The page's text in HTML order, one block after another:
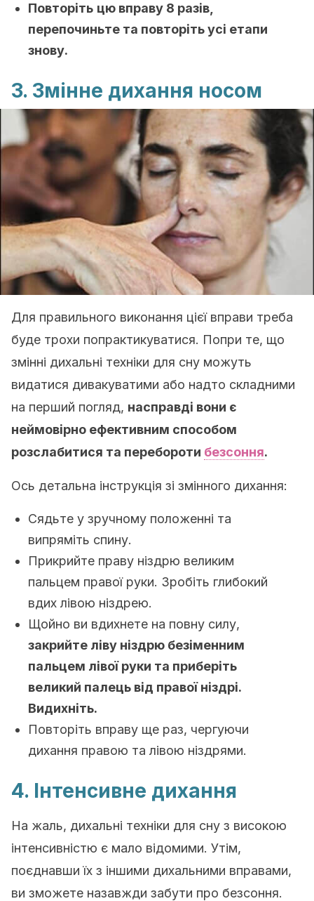
Повторіть цю вправу 8 разів,
перепочиньте та повторіть усі етапи
знову.
3. Змінне дихання носом
Для правильного виконання цієї вправи треба
буде трохи попрактикуватися. Попри те, що
змінні дихальні техніки для сну можуть
видатися дивакуватими або надто складними
на перший погляд, насправді вони є
неймовірно ефективним способом
розслабитися та перебороти безсоння.
Ось детальна інструкція зі змінного дихання:
Сядьте у зручному положенні та
випряміть спину.
Прикрийте праву ніздрю великим
пальцем правої руки. Зробіть глибокий
вдих лівою ніздрею.
Щойно ви вдихнете на повну силу,
закрийте ліву ніздрю безіменним
пальцем лівої руки та приберіть
великий палець від правої ніздрі.
Видихніть.
Повторіть вправу ще раз, чергуючи
дихання правою та лівою ніздрями.
4. Інтенсивне дихання
На жаль, дихальні техніки для сну з високою
інтенсивністю є мало відомими. Утім,
поєднавши їх з іншими дихальними вправами,
ви зможете назавжди забути про безсоння.